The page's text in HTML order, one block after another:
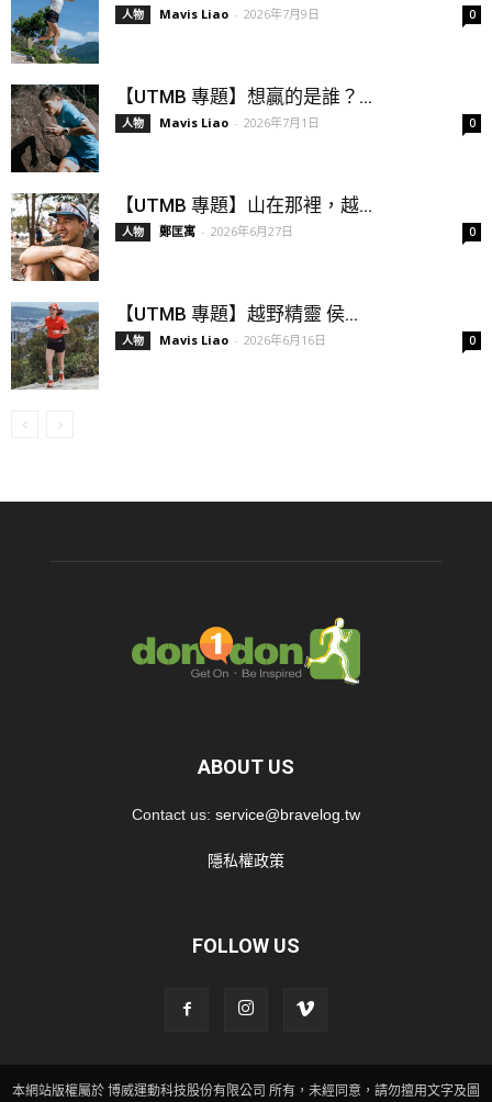
人物 Mavis Liao - 2026年7月9日 0
【UTMB 專題】想贏的是誰？...
人物 Mavis Liao - 2026年7月1日 0
【UTMB 專題】山在那裡，越...
人物 鄭匡寓 - 2026年6月27日 0
【UTMB 專題】越野精靈 侯...
人物 Mavis Liao - 2026年6月16日 0
ABOUT US
Contact us: service@bravelog.tw
隱私權政策
FOLLOW US
本網站版權屬於 博威運動科技股份有限公司 所有，未經同意，請勿擅用文字及圖